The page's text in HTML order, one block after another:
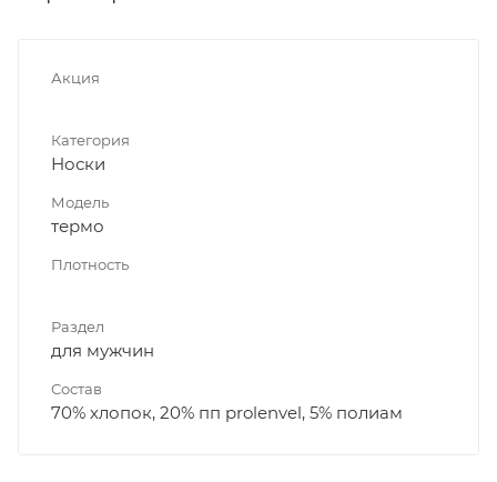
Акция
Категория
Носки
Модель
термо
Плотность
Раздел
для мужчин
Состав
70% хлопок, 20% пп prolenvel, 5% полиам